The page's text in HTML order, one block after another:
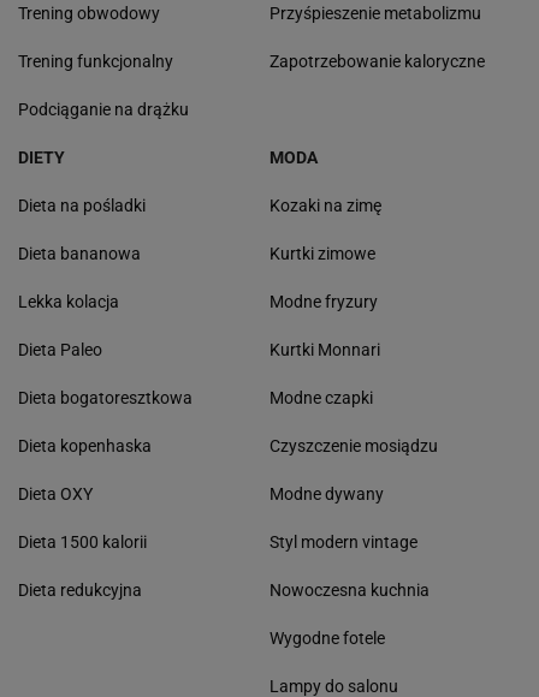
Trening obwodowy
Trening funkcjonalny
Podciąganie na drążku
Przyśpieszenie metabolizmu
Zapotrzebowanie kaloryczne
DIETY
Dieta na pośladki
Dieta bananowa
Lekka kolacja
Dieta Paleo
Dieta bogatoresztkowa
Dieta kopenhaska
Dieta OXY
Dieta 1500 kalorii
Dieta redukcyjna
MODA
Kozaki na zimę
Kurtki zimowe
Modne fryzury
Kurtki Monnari
Modne czapki
Czyszczenie mosiądzu
Modne dywany
Styl modern vintage
Nowoczesna kuchnia
Wygodne fotele
Lampy do salonu